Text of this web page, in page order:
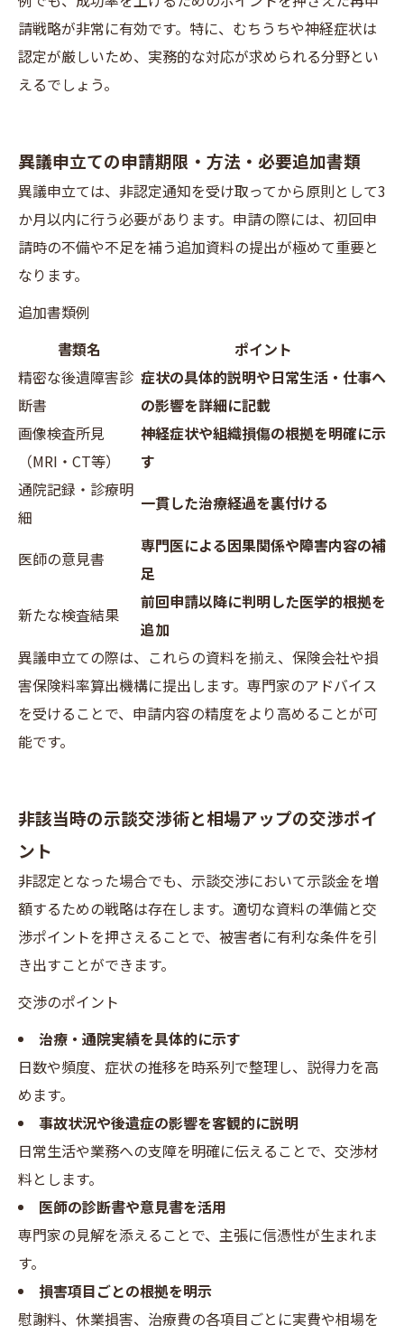
請戦略が非常に有効です。特に、むちうちや神経症状は
認定が厳しいため、実務的な対応が求められる分野とい
えるでしょう。
異議申立ての申請期限・方法・必要追加書類
異議申立ては、非認定通知を受け取ってから原則として3
か月以内に行う必要があります。申請の際には、初回申
請時の不備や不足を補う追加資料の提出が極めて重要と
なります。
追加書類例
書類名
ポイント
精密な後遺障害診
断書
症状の具体的説明や日常生活・仕事へ
の影響を詳細に記載
画像検査所見
（MRI・CT等）
神経症状や組織損傷の根拠を明確に示
す
通院記録・診療明
細
一貫した治療経過を裏付ける
医師の意見書
専門医による因果関係や障害内容の補
足
新たな検査結果
前回申請以降に判明した医学的根拠を
追加
異議申立ての際は、これらの資料を揃え、保険会社や損
害保険料率算出機構に提出します。専門家のアドバイス
を受けることで、申請内容の精度をより高めることが可
能です。
非該当時の示談交渉術と相場アップの交渉ポイ
ント
非認定となった場合でも、示談交渉において示談金を増
額するための戦略は存在します。適切な資料の準備と交
渉ポイントを押さえることで、被害者に有利な条件を引
き出すことができます。
交渉のポイント
治療・通院実績を具体的に示す
日数や頻度、症状の推移を時系列で整理し、説得力を高
めます。
事故状況や後遺症の影響を客観的に説明
日常生活や業務への支障を明確に伝えることで、交渉材
料とします。
医師の診断書や意見書を活用
専門家の見解を添えることで、主張に信憑性が生まれま
す。
損害項目ごとの根拠を明示
慰謝料、休業損害、治療費の各項目ごとに実費や相場を